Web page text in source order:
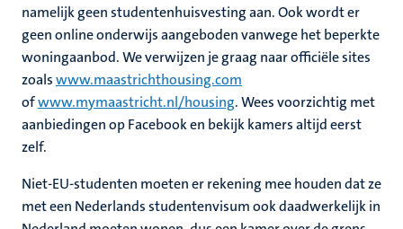
namelijk geen studentenhuisvesting aan. Ook wordt er
geen online onderwijs aangeboden vanwege het beperkte
woningaanbod. We verwijzen je graag naar officiële sites
zoalswww.maastrichthousing.com
ofwww.mymaastricht.nl/housing. Wees voorzichtig met
aanbiedingen op Facebook en bekijk kamers altijd eerst
zelf.
Niet-EU-studenten moeten er rekening mee houden dat ze
met een Nederlands studentenvisum ook daadwerkelijk in